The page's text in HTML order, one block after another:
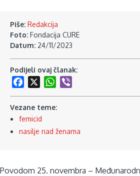
Piše: Redakcija
Foto: Fondacija CURE
Datum: 24/11/2023
Podijeli ovaj članak:
Facebook
WhatsApp
Vezane teme:
femicid
nasilje nad ženama
Povodom 25. novembra –